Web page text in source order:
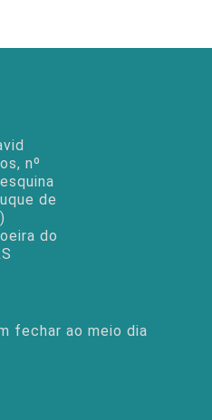
nº
de
do
fechar ao meio dia